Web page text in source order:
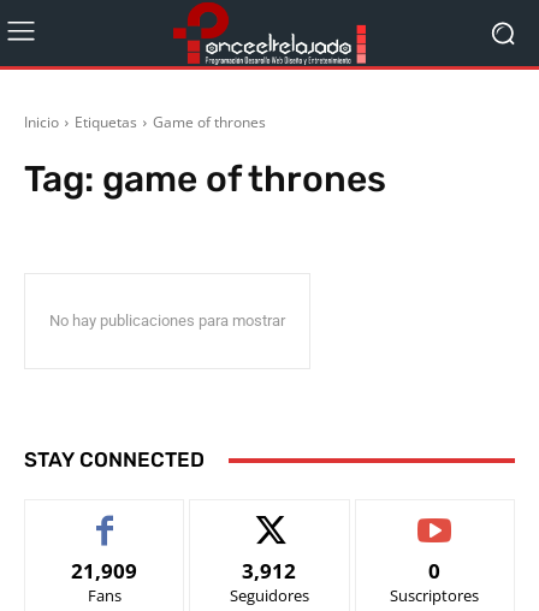
Inicio Etiquetas Game of thrones
Tag: game of thrones
No hay publicaciones para mostrar
STAY CONNECTED
21,909
Fans
3,912
Seguidores
0
Suscriptores